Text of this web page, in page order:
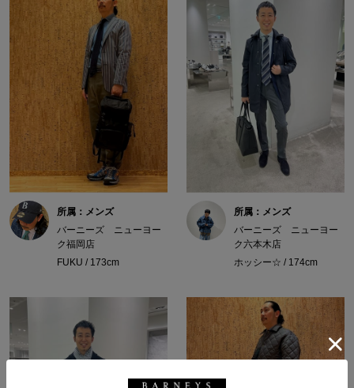
所属：メンズ
バーニーズ ニューヨー
ク福岡店
FUKU / 173cm
所属：メンズ
バーニーズ ニューヨー
ク六本木店
ホッシー☆ / 174cm